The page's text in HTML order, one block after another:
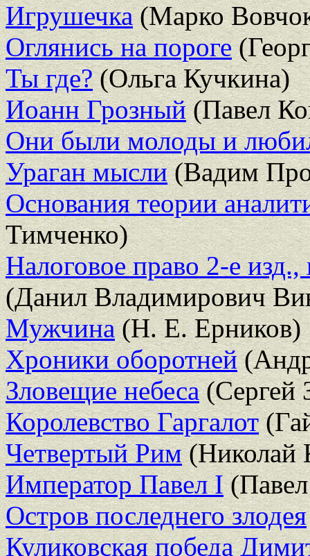
Игрушечка(Марко
Оглянись на пороге
Ты где?(Ольга Кучкина)
Иоанн Грозный(Павел
Они были молоды и
Ураган мысли(Вадим
Основания теории
Тимченко)
Налоговое право 2-е
(Данил Владимирович
Мужчина(Н. Е. Ерников)
Хроники оборотней
Зловещие небеса(Сергей
Королевство Гаргалот
Четвертый Рим(Николай
Император Павел I(Павел
Остров последнего злодея
Куликовская победа